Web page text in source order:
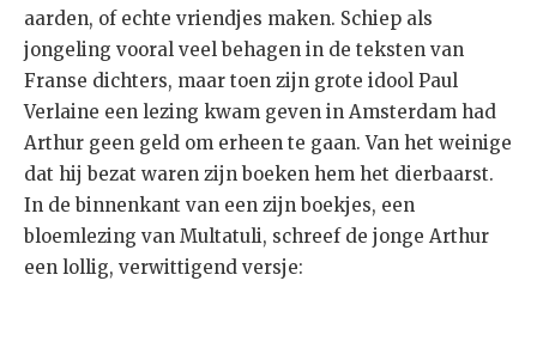
aarden, of echte vriendjes maken. Schiep als
jongeling vooral veel behagen in de teksten van
Franse dichters, maar toen zijn grote idool Paul
Verlaine een lezing kwam geven in Amsterdam had
Arthur geen geld om erheen te gaan. Van het weinige
dat hij bezat waren zijn boeken hem het dierbaarst.
In de binnenkant van een zijn boekjes, een
bloemlezing van Multatuli, schreef de jonge Arthur
een lollig, verwittigend versje: